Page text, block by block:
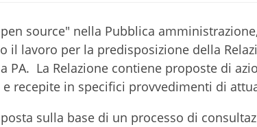
source" nella Pubblica
lavoro per la predisposizione della
PA. La Relazione contiene proposte di
recepite in specifici provvedimenti di
sulla base di un processo di